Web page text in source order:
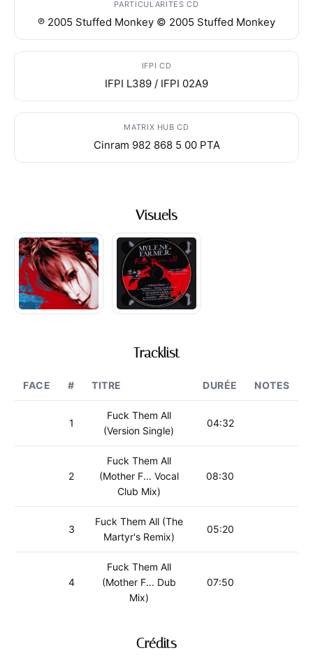
PARTICULARITES CD
℗ 2005 Stuffed Monkey © 2005 Stuffed Monkey
IFPI CD
IFPI L389 / IFPI 02A9
MATRIX HUB CD
Cinram 982 868 5 00 PTA
Visuels
Tracklist
FACE # TITRE DURÉE NOTES
1
Fuck Them All
(Version Single)
04:32
2
Fuck Them All
(Mother F... Vocal
Club Mix)
08:30
3
Fuck Them All (The
Martyr's Remix)
05:20
4
Fuck Them All
(Mother F... Dub
Mix)
07:50
Crédits